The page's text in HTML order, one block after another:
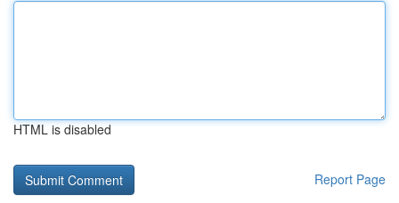
HTML is disabled
Report Page